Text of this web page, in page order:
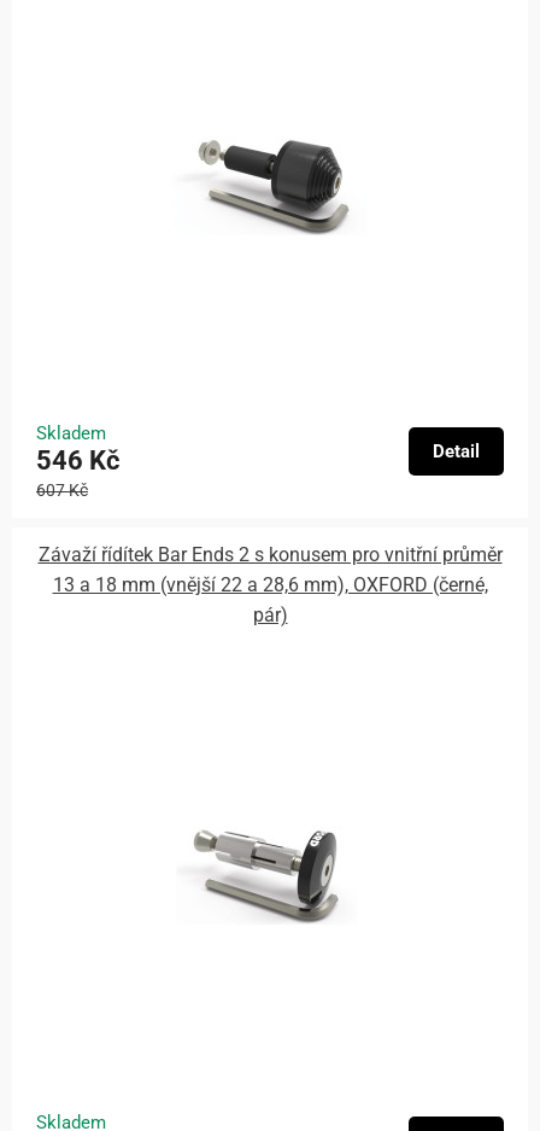
Skladem
546 Kč
607 Kč
Detail
Závaží řídítek Bar Ends 2 s konusem pro vnitřní průměr
13 a 18 mm (vnější 22 a 28,6 mm), OXFORD (černé,
pár)
Skladem